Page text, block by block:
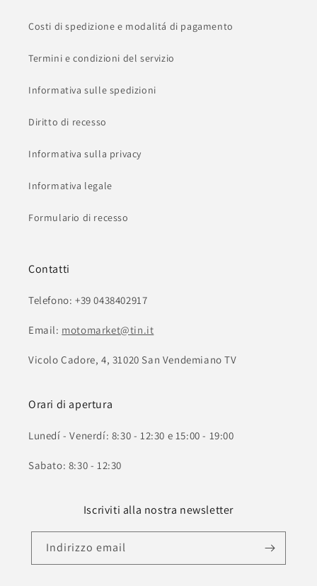
Costi di spedizione e modalitá di pagamento
Termini e condizioni del servizio
Informativa sulle spedizioni
Diritto di recesso
Informativa sulla privacy
Informativa legale
Formulario di recesso
Contatti
Telefono: +39 0438402917
Email: motomarket@tin.it
Vicolo Cadore, 4, 31020 San Vendemiano TV
Orari di apertura
Lunedí - Venerdí: 8:30 - 12:30 e 15:00 - 19:00
Sabato: 8:30 - 12:30
Iscriviti alla nostra newsletter
Indirizzo email